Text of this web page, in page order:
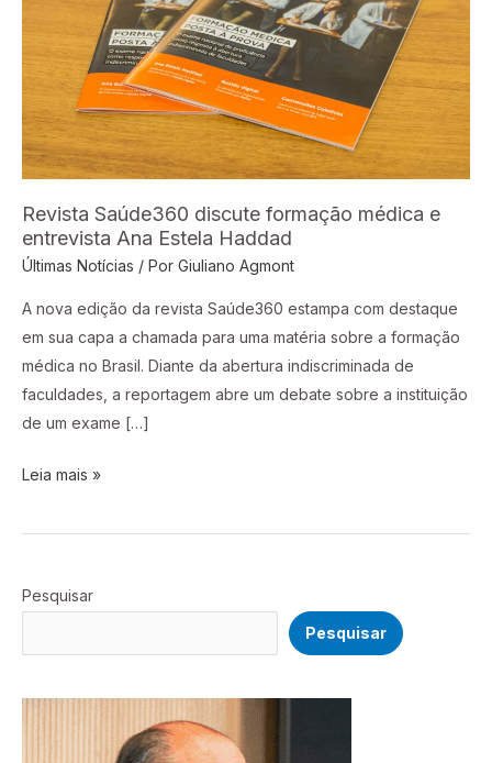
Revista Saúde360 discute formação médica e
entrevista Ana Estela Haddad
Últimas Notícias / Por Giuliano Agmont
A nova edição da revista Saúde360 estampa com destaque
em sua capa a chamada para uma matéria sobre a formação
médica no Brasil. Diante da abertura indiscriminada de
faculdades, a reportagem abre um debate sobre a instituição
de um exame […]
entrevista
Ana
Estela
Haddad
Leia mais »
Pesquisar
Pesquisar